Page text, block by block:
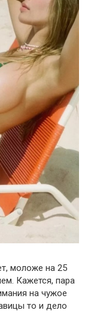
моложе на 25
Кажется, пара
на чужое
то и дело